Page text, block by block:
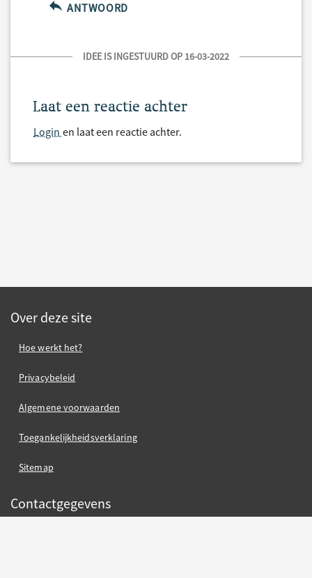
ANTWOORD
IDEE IS INGESTUURD OP 16-03-2022
Laat een reactie achter
Login en laat een reactie achter.
Over deze site
Hoe werkt het?
Privacybeleid
Algemene voorwaarden
Toegankelijkheidsverklaring
Sitemap
Contactgegevens